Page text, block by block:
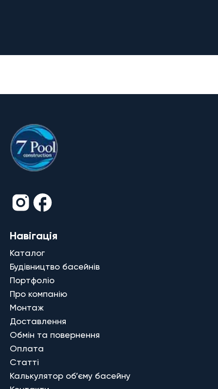
Навігація
Каталог
Будівництво басейнів
Портфоліо
Про компанію
Монтаж
Доставлення
Обмін та повернення
Оплата
Статті
Калькулятор об’єму басейну